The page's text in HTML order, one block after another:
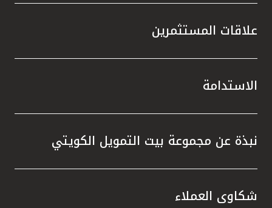
علاقات المستثمرين
الاستدامة
نبذة عن مجموعة بيت التمويل الكويتي
شكاوى العملاء